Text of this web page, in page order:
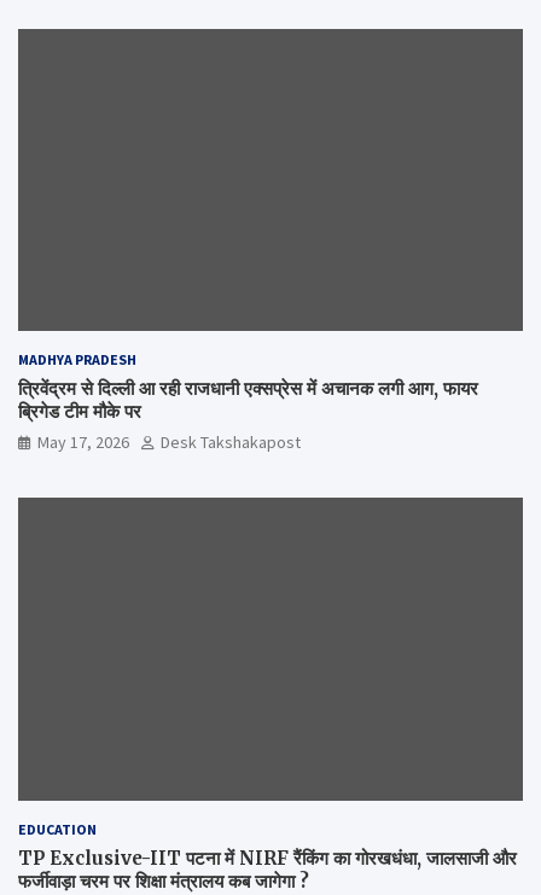
MADHYA PRADESH
त्रिवेंद्रम से दिल्ली आ रही राजधानी एक्सप्रेस में अचानक लगी आग, फायर
ब्रिगेड टीम मौके पर
May 17, 2026 Desk Takshakapost
EDUCATION
TP Exclusive-IIT पटना में NIRF रैंकिंग का गोरखधंधा, जालसाजी और
फर्जीवाड़ा चरम पर शिक्षा मंत्रालय कब जागेगा ?